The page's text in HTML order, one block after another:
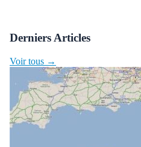
Derniers Articles
Voir tous →